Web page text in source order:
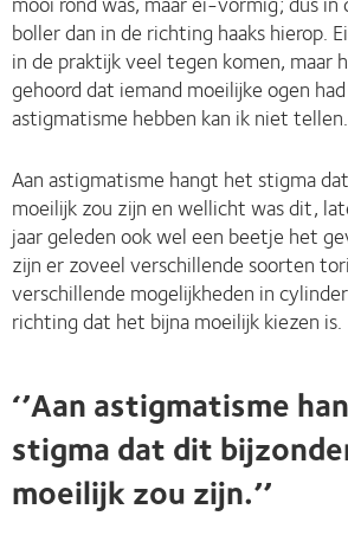
boller dan in de richting haaks hierop.
in de praktijk veel tegen komen, maar
gehoord dat iemand moeilijke ogen
astigmatisme hebben kan ik niet tellen.
Aan astigmatisme hangt het stigma
moeilijk zou zijn en wellicht was dit,
jaar geleden ook wel een beetje het
zijn er zoveel verschillende soorten
verschillende mogelijkheden in
richting dat het bijna moeilijk kiezen is.
‘’Aan astigmatisme
stigma dat dit
moeilijk zou zijn.’’